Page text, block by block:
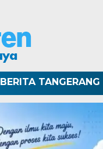
BERITA TANGERANG